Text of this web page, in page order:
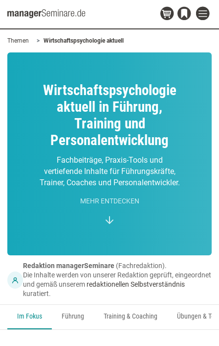
Themen Wirtschaftspsychologie aktuell
Wirtschaftspsychologie
aktuell in Führung,
Training und
Personalentwicklung
Fachbeiträge, Praxis-Tools und
vertiefende Inhalte für Führungskräfte,
Trainer, Coaches und Personalentwickler.
MEHR ENTDECKEN
Redaktion managerSeminare (Fachredaktion).
Die Inhalte werden von unserer Redaktion geprüft, eingeordnet
und gemäß unserem redaktionellen Selbstverständnis
kuratiert.
Im Fokus Führung Training & Coaching Übungen &